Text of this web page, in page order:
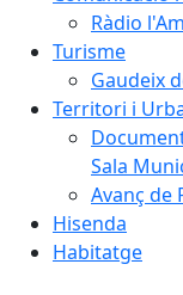
Ràdio
Turisme
Gaudeix
Territori i
Sala
Avanç de
Hisenda
Habitatge